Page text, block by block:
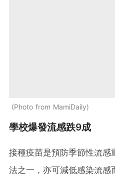
Photo from MamiDaily
學校爆發流感跌9成
接種疫苗是預防季節性流
法之一，亦可減低感染流